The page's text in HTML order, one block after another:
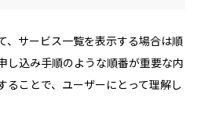
、サービス一覧を表示する場合は順
し込み手順のような順番が重要な内
ることで、ユーザーにとって理解し